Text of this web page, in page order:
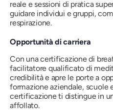
reale e sessioni di pratica
guidare individui e gruppi,
respirazione.
Opportunità di carriera
Con una certificazione di
facilitatore qualificato di
credibilità e apre le porte a
formazione aziendale, scuole
certificazione ti distingue in
affollato.